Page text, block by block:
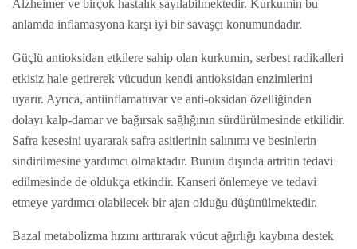
Alzheimer ve birçok hastalık sayılabilmektedir. Kurkumin bu
anlamda inflamasyona karşı iyi bir savaşçı konumundadır.
Güçlü antioksidan etkilere sahip olan kurkumin, serbest radikalleri
etkisiz hale getirerek vücudun kendi antioksidan enzimlerini
uyarır. Ayrıca, antiinflamatuvar ve anti-oksidan özelliğinden
dolayı kalp-damar ve bağırsak sağlığının sürdürülmesinde etkilidir.
Safra kesesini uyararak safra asitlerinin salınımı ve besinlerin
sindirilmesine yardımcı olmaktadır. Bunun dışında artritin tedavi
edilmesinde de oldukça etkindir. Kanseri önlemeye ve tedavi
etmeye yardımcı olabilecek bir ajan olduğu düşünülmektedir.
Bazal metabolizma hızını arttırarak vücut ağırlığı kaybına destek